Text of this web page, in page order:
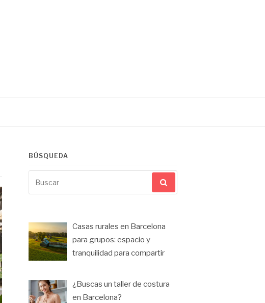
BÚSQUEDA
por:
Casas rurales en Barcelona
para grupos: espacio y
tranquilidad para compartir
¿Buscas un taller de costura
en Barcelona?